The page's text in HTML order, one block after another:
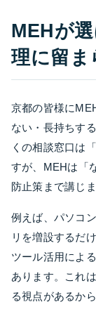
MEHが
理に留ま
京都の皆様に
ない・長持ちす
くの相談窓口は
すが、MEHは「
防止策まで講じま
例えば、パソコ
リを増設するだ
ツール活用によ
あります。これ
る視点があるか